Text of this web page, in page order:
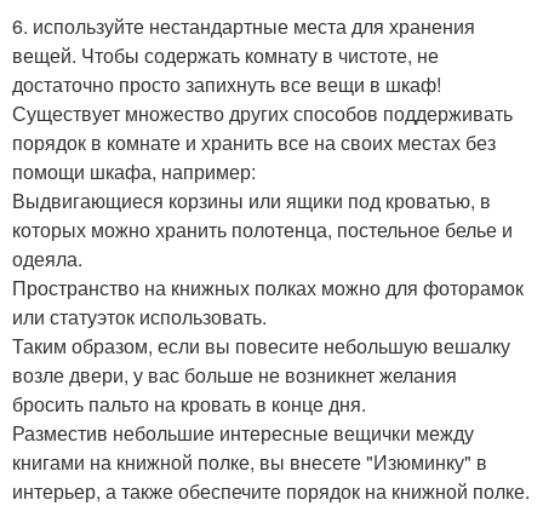
6. используйте нестандартные места для хранения
вещей. Чтобы содержать комнату в чистоте, не
достаточно просто запихнуть все вещи в шкаф!
Существует множество других способов поддерживать
порядок в комнате и хранить все на своих местах без
помощи шкафа, например:
Выдвигающиеся корзины или ящики под кроватью, в
которых можно хранить полотенца, постельное белье и
одеяла.
Пространство на книжных полках можно для фоторамок
или статуэток использовать.
Таким образом, если вы повесите небольшую вешалку
возле двери, у вас больше не возникнет желания
бросить пальто на кровать в конце дня.
Разместив небольшие интересные вещички между
книгами на книжной полке, вы внесете "Изюминку" в
интерьер, а также обеспечите порядок на книжной полке.